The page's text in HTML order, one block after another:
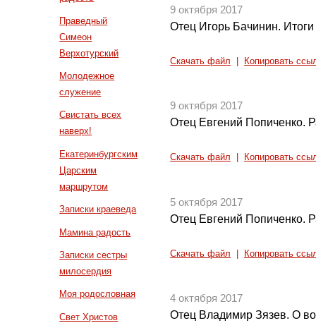
Праведный
Симеон
Верхотурский
Молодежное
служение
Свистать всех
наверх!
Екатеринбургским
Царским
маршрутом
Записки краеведа
Мамина радость
Записки сестры
милосердия
Моя родословная
Свет Христов
9 октября 2017
Отец Игорь Бачинин. Итоги
Скачать файл Копировать
9 октября 2017
Отец Евгений Попиченко.
Скачать файл Копировать
5 октября 2017
Отец Евгений Попиченко.
Скачать файл Копировать
4 октября 2017
Отец Владимир Зязев. О